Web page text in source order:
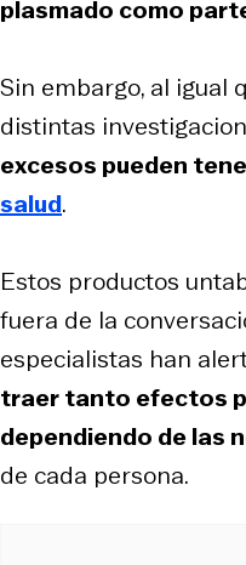
plasmado como
Sin embargo, al igual
distintas
excesos pueden
salud.
Estos productos
fuera de la
especialistas han
traer tanto efectos
dependiendo de las
de cada persona.